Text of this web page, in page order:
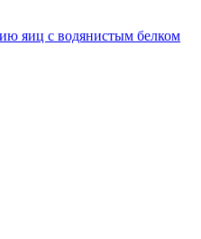
яиц с водянистым белком